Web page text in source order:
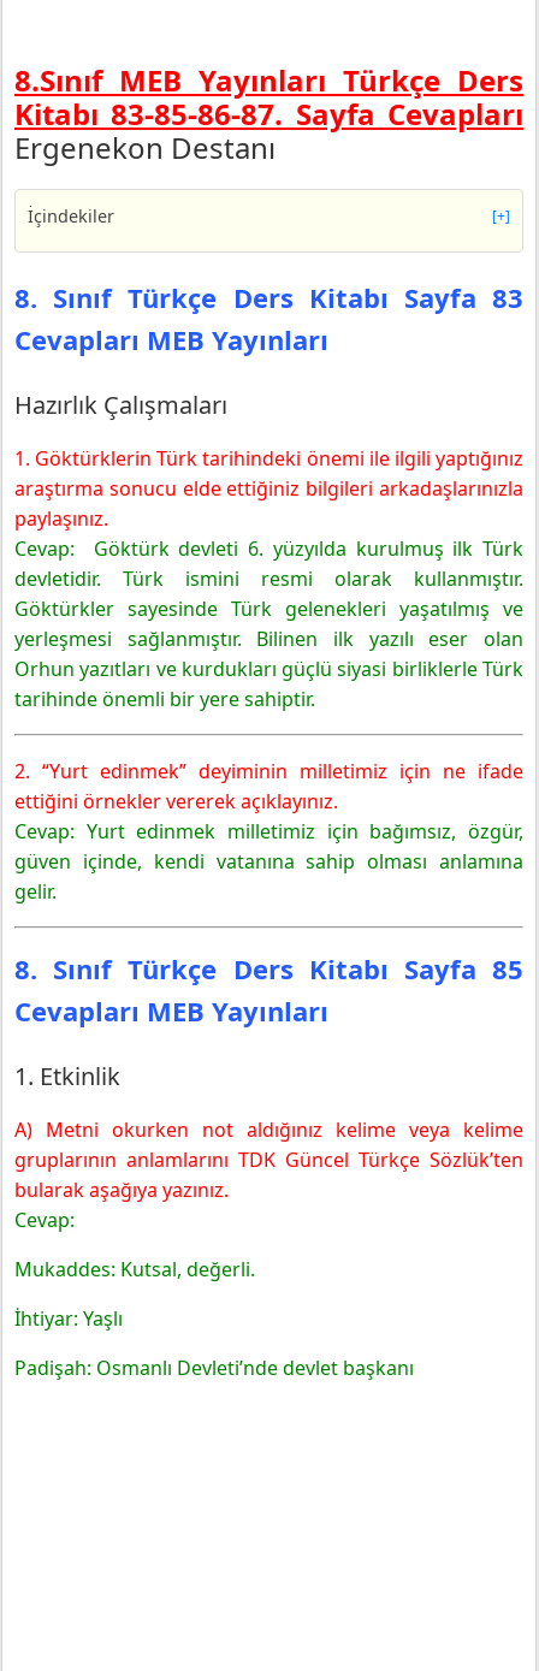
8.Sınıf MEB Yayınları Türkçe Ders
Kitabı 83-85-86-87. Sayfa Cevapları
Ergenekon Destanı
İçindekiler [+]
8. Sınıf Türkçe Ders Kitabı Sayfa 83 Cevapları MEB
Yayınları
Hazırlık Çalışmaları
8. Sınıf Türkçe Ders Kitabı Sayfa 85 Cevapları MEB
1. Etkinlik
Yayınları
2. Etkinlik
3. Etkinlik
8. Sınıf Türkçe Ders Kitabı Sayfa 87 Cevapları MEB
Yayınları
4. Etkinlik
5. Etkinlik
6. Etkinlik
Gelecek Derse Hazırlık
8. Sınıf Türkçe Ders Kitabı Sayfa 83
Cevapları MEB Yayınları
Hazırlık Çalışmaları
1. Göktürklerin Türk tarihindeki önemi ile ilgili yaptığınız
araştırma sonucu elde ettiğiniz bilgileri arkadaşlarınızla
paylaşınız.
Cevap: Göktürk devleti 6. yüzyılda kurulmuş ilk Türk
devletidir. Türk ismini resmi olarak kullanmıştır.
Göktürkler sayesinde Türk gelenekleri yaşatılmış ve
yerleşmesi sağlanmıştır. Bilinen ilk yazılı eser olan
Orhun yazıtları ve kurdukları güçlü siyasi birliklerle Türk
tarihinde önemli bir yere sahiptir.
2. “Yurt edinmek” deyiminin milletimiz için ne ifade
ettiğini örnekler vererek açıklayınız.
Cevap: Yurt edinmek milletimiz için bağımsız, özgür,
güven içinde, kendi vatanına sahip olması anlamına
gelir.
8. Sınıf Türkçe Ders Kitabı Sayfa 85
Cevapları MEB Yayınları
1. Etkinlik
A) Metni okurken not aldığınız kelime veya kelime
gruplarının anlamlarını TDK Güncel Türkçe Sözlük’ten
bularak aşağıya yazınız.
Cevap:
Mukaddes: Kutsal, değerli.
İhtiyar: Yaşlı
Padişah: Osmanlı Devleti’nde devlet başkanı